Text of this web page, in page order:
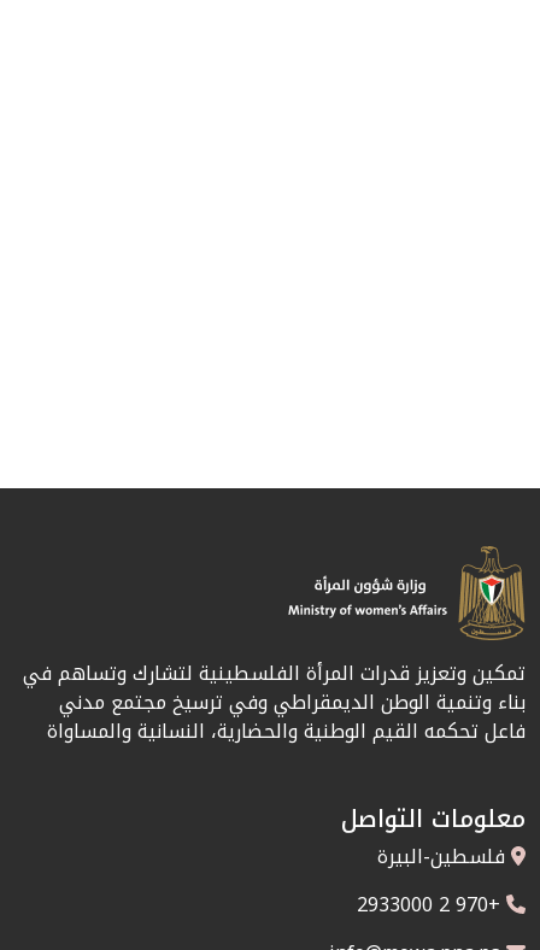
تمكين وتعزيز قدرات المرأة الفلسطينية لتشارك وتساهم في
بناء وتنمية الوطن الديمقراطي وفي ترسيخ مجتمع مدني
فاعل تحكمه القيم الوطنية والحضارية، النسانية والمساواة
معلومات التواصل
فلسطين-البيرة
+970 2 2933000